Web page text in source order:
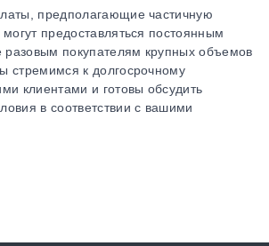
предполагающие частичную
предоставляться постоянным
разовым покупателям крупных объемов
стремимся к долгосрочному
клиентами и готовы обсудить
в соответствии с вашими